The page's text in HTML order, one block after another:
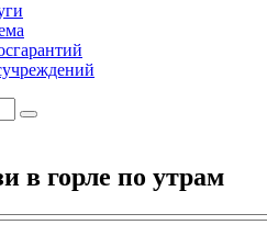
в горле по утрам